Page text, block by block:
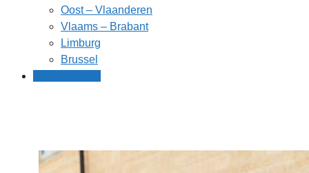
Oost – Vlaanderen
Vlaams – Brabant
Limburg
Brussel